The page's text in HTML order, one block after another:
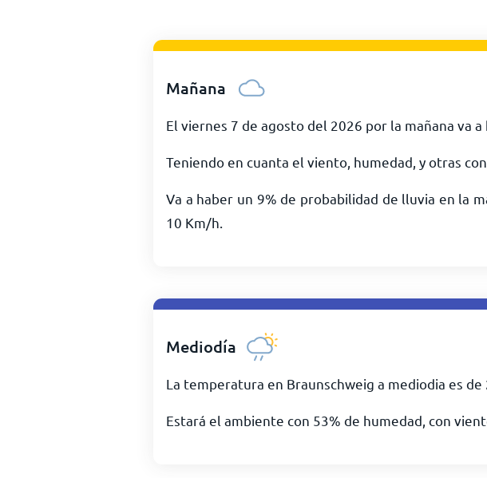
Mañana
El viernes 7 de agosto del 2026 por la mañana va
Teniendo en cuanta el viento, humedad, y otras
Va a haber un 9% de probabilidad de lluvia en la
10 Km/h
Mediodía
La temperatura en Braunschweig a mediodia es de
Estará el ambiente con 53% de humedad, con